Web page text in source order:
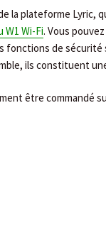
la plateforme Lyric,
Wi-Fi. Vous
fonctions de
ils constituent
être commandé